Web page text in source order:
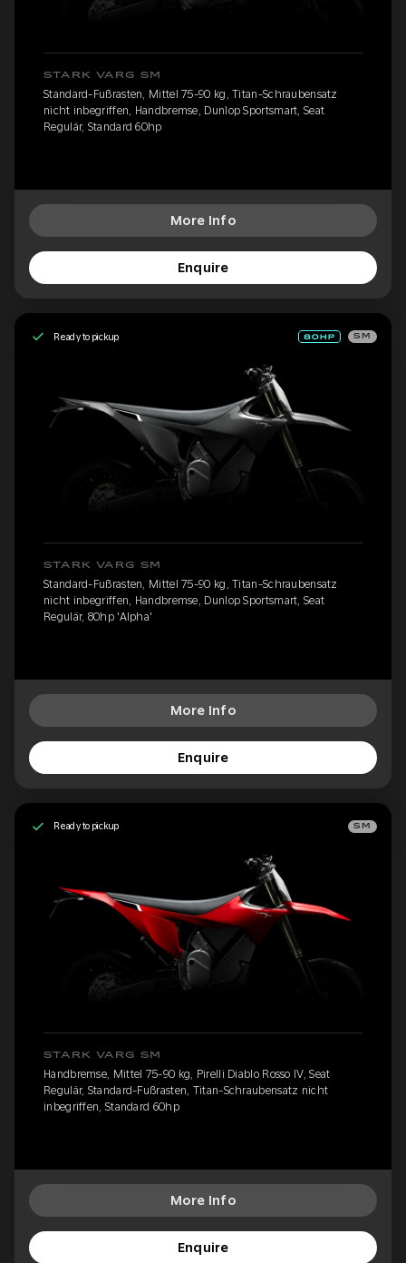
STARK VARG SM
Standard-Fußrasten, Mittel 75-90 kg, Titan-Schraubensatz
nicht inbegriffen, Handbremse, Dunlop Sportsmart, Seat
Regulär, Standard 60hp
More Info
Enquire
Ready to pickup SM
STARK VARG SM
Standard-Fußrasten, Mittel 75-90 kg, Titan-Schraubensatz
nicht inbegriffen, Handbremse, Dunlop Sportsmart, Seat
Regulär, 80hp 'Alpha'
More Info
Enquire
Ready to pickup SM
STARK VARG SM
Handbremse, Mittel 75-90 kg, Pirelli Diablo Rosso IV, Seat
Regulär, Standard-Fußrasten, Titan-Schraubensatz nicht
inbegriffen, Standard 60hp
More Info
Enquire